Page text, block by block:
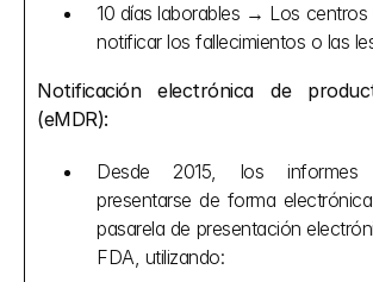
10 días laborables → Los centros
notificar los fallecimientos o las
Notificación electrónica de
(eMDR):
Desde 2015, los informes
presentarse de forma
pasarela de presentación
FDA, utilizando: